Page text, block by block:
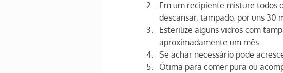
Em um recipiente misture todos
descansar, tampado, por uns 30
Esterilize alguns vidros com
aproximadamente um mês.
Se achar necessário pode
Ótima para comer pura ou